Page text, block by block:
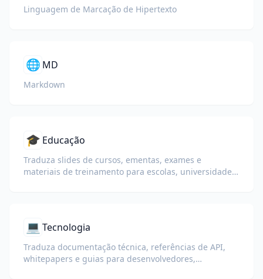
Linguagem de Marcação de Hipertexto
🌐 MD
Markdown
🎓 Educação
Traduza slides de cursos, ementas, exames e
materiais de treinamento para escolas, universidades
💻 Tecnologia
Traduza documentação técnica, referências de API,
whitepapers e guias para desenvolvedores,